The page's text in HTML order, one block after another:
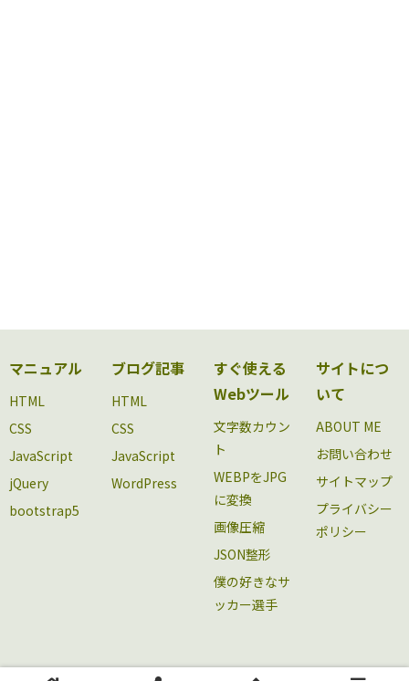
マニュアル
HTML
CSS
JavaScript
jQuery
bootstrap5
ブログ記事
HTML
CSS
JavaScript
WordPress
すぐ使える
Webツール
文字数カウン
ト
WEBPをJPG
に変換
画像圧縮
JSON整形
僕の好きなサ
ッカー選手
サイトにつ
いて
ABOUT ME
お問い合わせ
サイトマップ
プライバシー
ポリシー